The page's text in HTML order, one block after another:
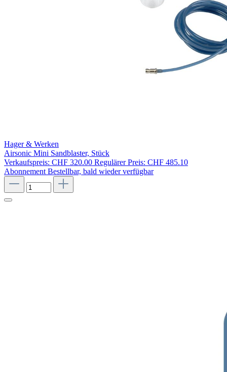
Hager & Werken
Airsonic Mini Sandblaster, Stück
Verkaufspreis: CHF 320.00 Regulärer Preis: CHF 485.10
Abonnement Bestellbar, bald wieder verfügbar